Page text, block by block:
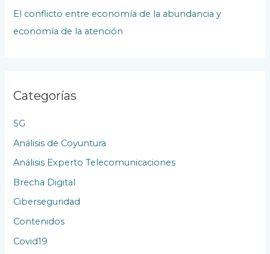
l
i
n
e
s
El conflicto entre economía de la abundancia y
economía de la atención
Categorías
5G
Análisis de Coyuntura
Análisis Experto Telecomunicaciones
Brecha Digital
Ciberseguridad
Contenidos
Covid19